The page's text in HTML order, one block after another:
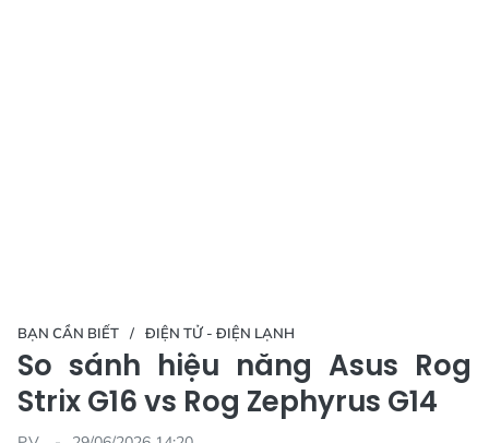
BẠN CẦN BIẾT ĐIỆN TỬ - ĐIỆN LẠNH
So sánh hiệu năng Asus Rog
Strix G16 vs Rog Zephyrus G14